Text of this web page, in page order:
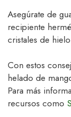
Asegúrate de
recipiente
cristales de
Con estos
helado de
Para más
recursos como